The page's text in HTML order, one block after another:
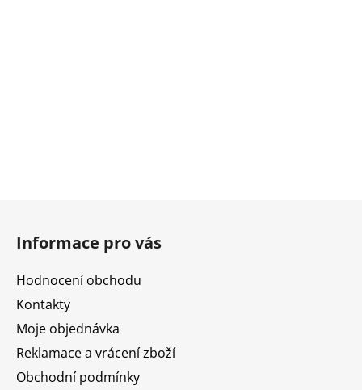
Informace pro vás
Hodnocení obchodu
Kontakty
Moje objednávka
Reklamace a vrácení zboží
Obchodní podmínky